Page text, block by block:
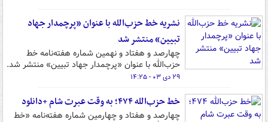
نشریه خط حزب‌الله با عنوان «پرچمدار جهاد
تبیین» منتشر شد
چهارصد و هفتاد و نهمین شماره هفته‌نامه خط
حزب‌الله با عنوان «پرچمدار جهاد تبیین» منتشر شد.
۲۹ دی ۰۳ - ۱۴:۲۵
خط حزب‌الله ۴۷۴؛ به وقت عبرت شام +دانلود
چهارصد و هفتاد و چهارمین شماره هفته‌نامه‌ «خط